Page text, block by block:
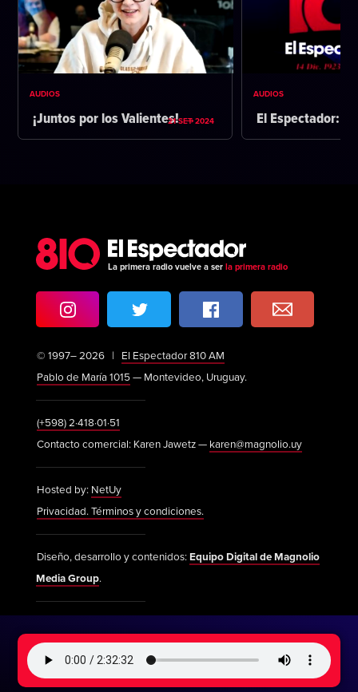
AUDIOS
¡Juntos por los Valientes!21 SET 2024
AUDIOS
El Espectador:
La primera radio vuelve a ser la primera radio
© 1997– 2026 | El Espectador 810 AM
Pablo de María 1015— Montevideo, Uruguay.
(+598) 2·418·01·51
Contacto comercial: Karen Jawetz — karen@magnolio.uy
Hosted by: NetUy
Privacidad. Términos y condiciones.
Diseño, desarrollo y contenidos:Equipo Digital de Magnolio
Media Group.